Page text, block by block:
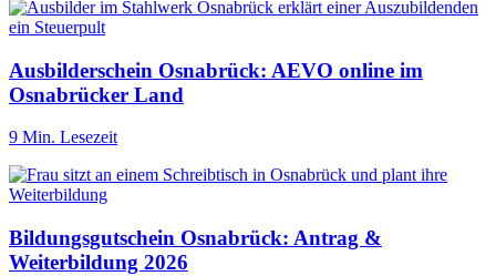
Ausbilderschein Osnabrück: AEVO online im
Osnabrücker Land
9 Min. Lesezeit
Bildungsgutschein Osnabrück: Antrag &
Weiterbildung 2026